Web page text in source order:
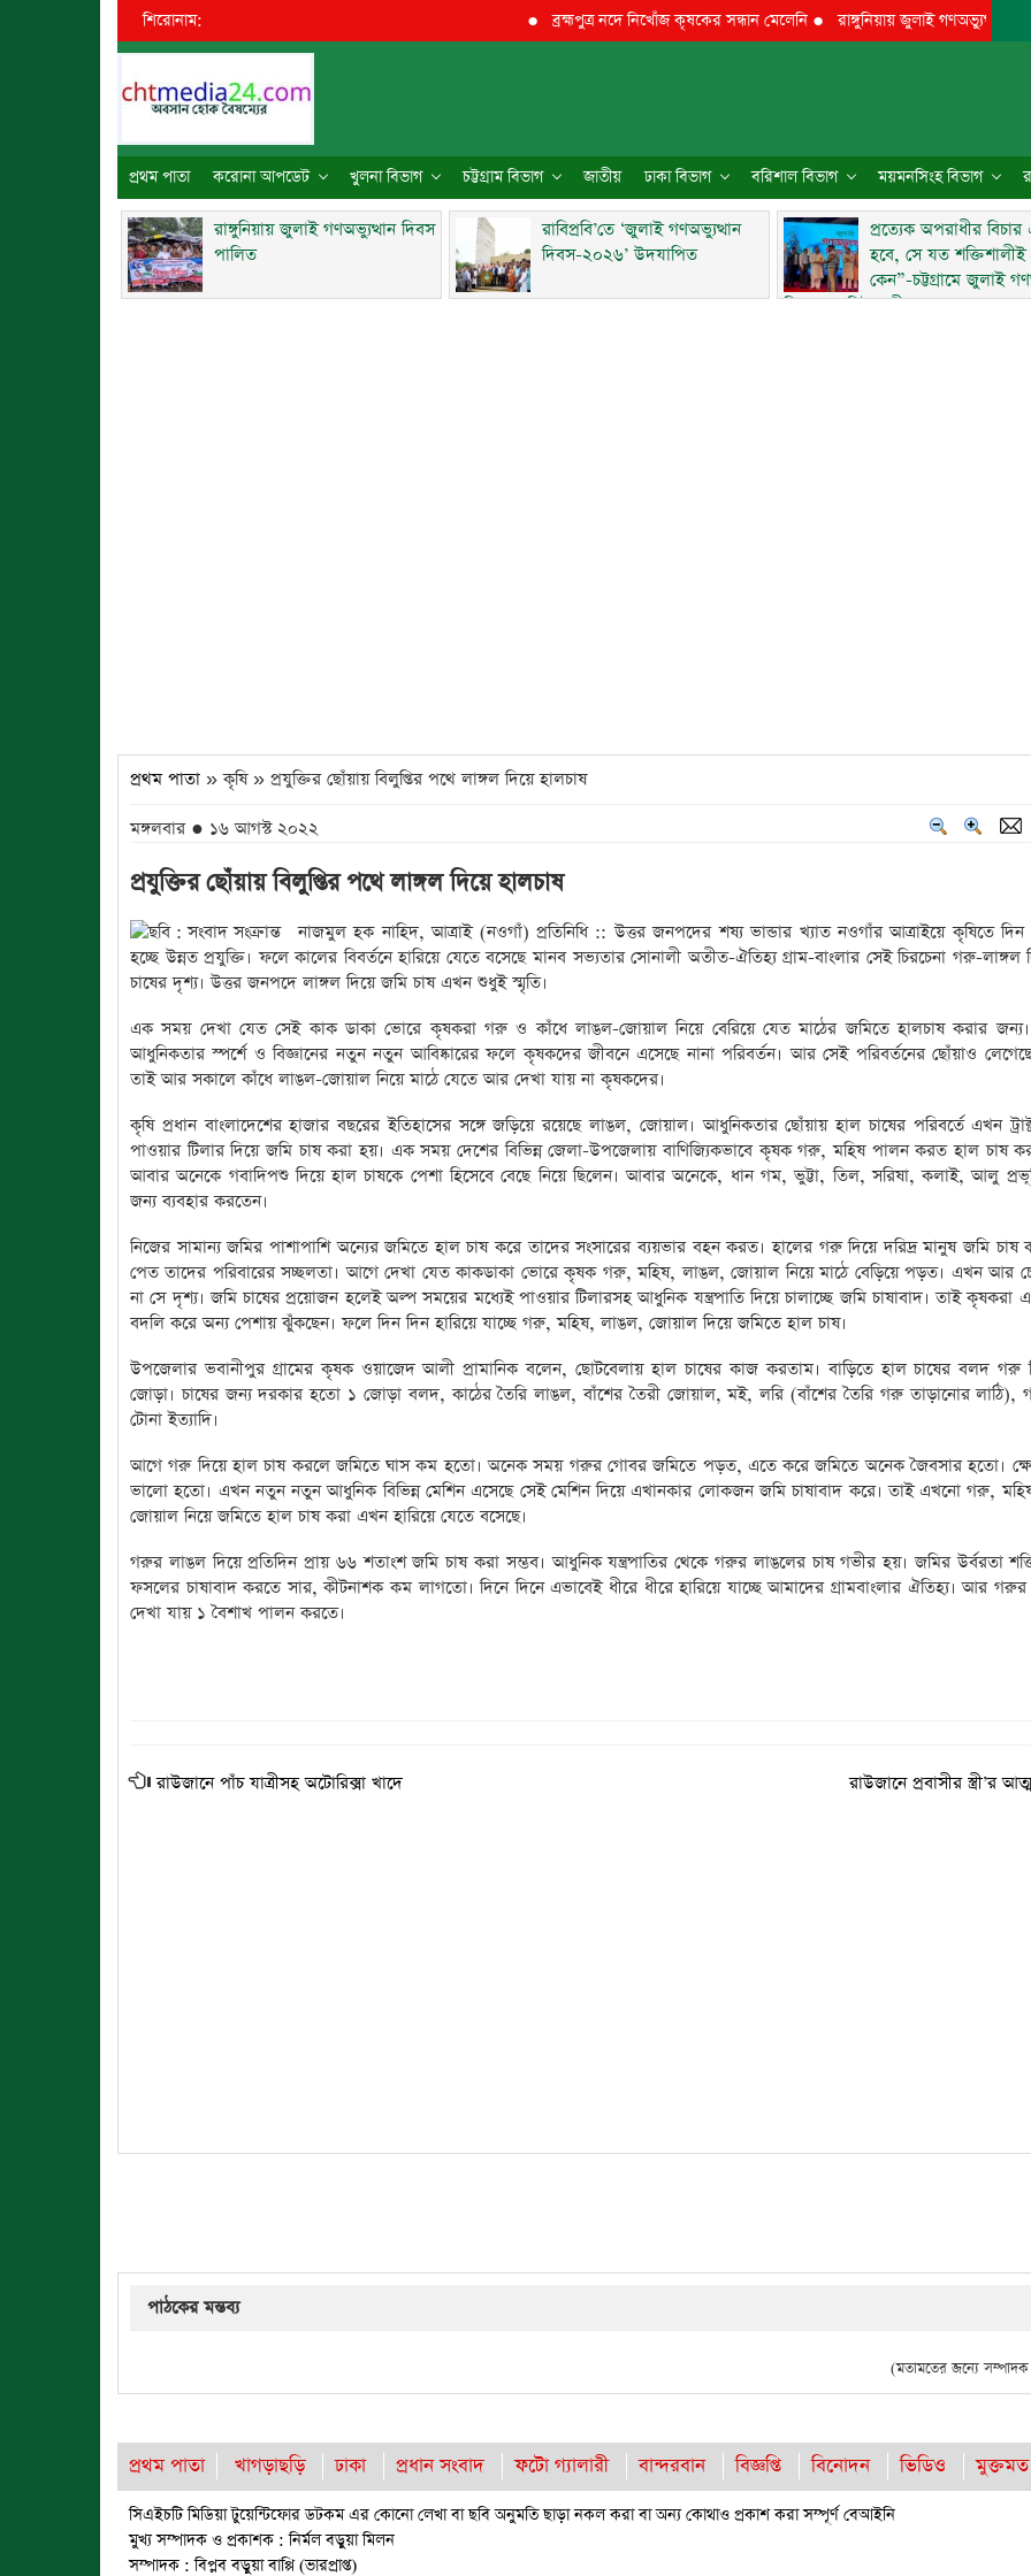
শিরোনাম: ব্রহ্মপুত্র নদে নিখোঁজ কৃষকের সন্ধান মেলেনি●রাঙ্গুনিয়ায় জুলাই গণঅভ্যুত্থান দিবস
প্রথম পাতা করোনা আপডেট খুলনা বিভাগ চট্টগ্রাম বিভাগ জাতীয় ঢাকা বিভাগ বরিশাল বিভাগ ময়মনসিংহ বিভাগ
রাঙ্গুনিয়ায় জুলাই গণঅভ্যুত্থান দিবস
পালিত
রাবিপ্রবি’তে ‘জুলাই গণঅভ্যুত্থান
দিবস-২০২৬’ উদযাপিত
প্রত্যেক অপরাধীর
হবে, সে যত
কেন”-চট্টগ্রামে জুলাই
দিবসে ব্যারিস্টার মীর হেলাল
প্রথম পাতা » কৃষি » প্রযুক্তির ছোঁয়ায় বিলুপ্তির পথে লাঙ্গল দিয়ে হালচাষ
মঙ্গলবার ● ১৬ আগস্ট ২০২২
প্রযুক্তির ছোঁয়ায় বিলুপ্তির পথে লাঙ্গল দিয়ে হালচাষ
নাজমুল হক নাহিদ, আত্রাই (নওগাঁ) প্রতিনিধি :: উত্তর জনপদের শষ্য ভান্ডার খ্যাত নওগাঁর আত্রাইয়ে কৃষিতে
হচ্ছে উন্নত প্রযুক্তি। ফলে কালের বিবর্তনে হারিয়ে যেতে বসেছে মানব সভ্যতার সোনালী অতীত-ঐতিহ্য গ্রাম-বাংলার সেই চিরচেনা গরু-লাঙ্গল
চাষের দৃশ্য। উত্তর জনপদে লাঙ্গল দিয়ে জমি চাষ এখন শুধুই স্মৃতি।
এক সময় দেখা যেত সেই কাক ডাকা ভোরে কৃষকরা গরু ও কাঁধে লাঙল-জোয়াল নিয়ে বেরিয়ে যেত মাঠের জমিতে হালচাষ করার জন্য।
আধুনিকতার স্পর্শে ও বিজ্ঞানের নতুন নতুন আবিষ্কারের ফলে কৃষকদের জীবনে এসেছে নানা পরিবর্তন। আর সেই পরিবর্তনের ছোঁয়াও
তাই আর সকালে কাঁধে লাঙল-জোয়াল নিয়ে মাঠে যেতে আর দেখা যায় না কৃষকদের।
কৃষি প্রধান বাংলাদেশের হাজার বছরের ইতিহাসের সঙ্গে জড়িয়ে রয়েছে লাঙল, জোয়াল। আধুনিকতার ছোঁয়ায় হাল চাষের পরিবর্তে এখন
পাওয়ার টিলার দিয়ে জমি চাষ করা হয়। এক সময় দেশের বিভিন্ন জেলা-উপজেলায় বাণিজ্যিকভাবে কৃষক গরু, মহিষ পালন করত হাল চাষ
আবার অনেকে গবাদিপশু দিয়ে হাল চাষকে পেশা হিসেবে বেছে নিয়ে ছিলেন। আবার অনেকে, ধান গম, ভুট্টা, তিল, সরিষা, কলাই, আলু
জন্য ব্যবহার করতেন।
নিজের সামান্য জমির পাশাপাশি অন্যের জমিতে হাল চাষ করে তাদের সংসারের ব্যয়ভার বহন করত। হালের গরু দিয়ে দরিদ্র মানুষ জমি চাষ
পেত তাদের পরিবারের সচ্ছলতা। আগে দেখা যেত কাকডাকা ভোরে কৃষক গরু, মহিষ, লাঙল, জোয়াল নিয়ে মাঠে বেড়িয়ে পড়ত। এখন আর
না সে দৃশ্য। জমি চাষের প্রয়োজন হলেই অল্প সময়ের মধ্যেই পাওয়ার টিলারসহ আধুনিক যন্ত্রপাতি দিয়ে চালাচ্ছে জমি চাষাবাদ। তাই কৃষকরা
বদলি করে অন্য পেশায় ঝুঁকছেন। ফলে দিন দিন হারিয়ে যাচ্ছে গরু, মহিষ, লাঙল, জোয়াল দিয়ে জমিতে হাল চাষ।
উপজেলার ভবানীপুর গ্রামের কৃষক ওয়াজেদ আলী প্রামানিক বলেন, ছোটবেলায় হাল চাষের কাজ করতাম। বাড়িতে হাল চাষের বলদ
জোড়া। চাষের জন্য দরকার হতো ১ জোড়া বলদ, কাঠের তৈরি লাঙল, বাঁশের তৈরী জোয়াল, মই, লরি (বাঁশের তৈরি গরু তাড়ানোর লাঠি),
টোনা ইত্যাদি।
আগে গরু দিয়ে হাল চাষ করলে জমিতে ঘাস কম হতো। অনেক সময় গরুর গোবর জমিতে পড়ত, এতে করে জমিতে অনেক জৈবসার হতো।
ভালো হতো। এখন নতুন নতুন আধুনিক বিভিন্ন মেশিন এসেছে সেই মেশিন দিয়ে এখানকার লোকজন জমি চাষাবাদ করে। তাই এখনো গরু,
জোয়াল নিয়ে জমিতে হাল চাষ করা এখন হারিয়ে যেতে বসেছে।
গরুর লাঙল দিয়ে প্রতিদিন প্রায় ৬৬ শতাংশ জমি চাষ করা সম্ভব। আধুনিক যন্ত্রপাতির থেকে গরুর লাঙলের চাষ গভীর হয়। জমির উর্বরতা
ফসলের চাষাবাদ করতে সার, কীটনাশক কম লাগতো। দিনে দিনে এভাবেই ধীরে ধীরে হারিয়ে যাচ্ছে আমাদের গ্রামবাংলার ঐতিহ্য। আর
দেখা যায় ১ বৈশাখ পালন করতে।
রাউজানে পাঁচ যাত্রীসহ অটোরিক্সা খাদে রাউজানে প্রবাসীর স্ত্রী’র
পাঠকের মন্তব্য
(মতামতের জন্যে সম্পাদক
প্রথম পাতা খাগড়াছড়ি ঢাকা প্রধান সংবাদ ফটো গ্যালারী বান্দরবান বিজ্ঞপ্তি বিনোদন ভিডিও মুক্তমত
সিএইচটি মিডিয়া টুয়েন্টিফোর ডটকম এর কোনো লেখা বা ছবি অনুমতি ছাড়া নকল করা বা অন্য কোথাও প্রকাশ করা সম্পূর্ণ বেআইনি
মুখ্য সম্পাদক ও প্রকাশক : নির্মল বড়ুয়া মিলন
সম্পাদক : বিপ্লব বড়ুয়া বাপ্পি (ভারপ্রাপ্ত)